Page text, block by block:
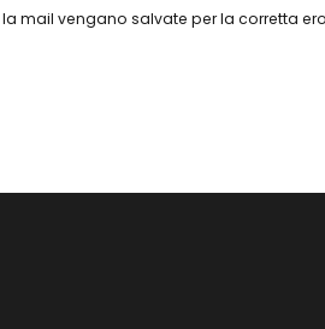
mail vengano salvate per la corretta